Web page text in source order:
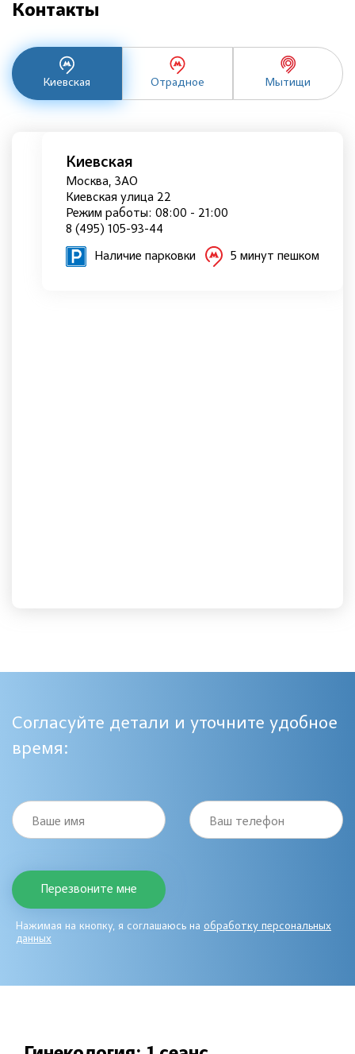
Контакты
Киевская Отрадное Мытищи
Киевская
Москва, ЗАО
Киевская улица 22
Режим работы: 08:00 - 21:00
8 (495) 105-93-44
Наличие парковки 5 минут пешком
Согласуйте детали и уточните удобное
время:
Ваше имя Ваш телефон
Нажимая на кнопку, я соглашаюсь на обработку персональных
данных